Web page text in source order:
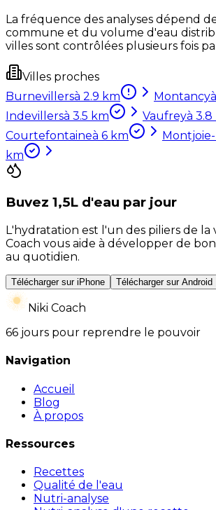
La fréquence des analyses dépend
commune et du volume d'eau
villes sont contrôlées plusieurs fois
Villes proches
Burnevillersà 2.9 km Montancyà
Indevillersà 3.5 km Vaufreyà 3.8
Courtefontaineà 6 km
km
Buvez 1,5L d'eau par jour
L'hydratation est l'un des piliers de la
Coach vous aide à développer de
au quotidien.
Télécharger sur iPhone Télécharger sur Android
Niki Coach
66 jours pour reprendre le pouvoir
Navigation
Accueil
Blog
À propos
Ressources
Recettes
Qualité de l'eau
Nutri-analyse